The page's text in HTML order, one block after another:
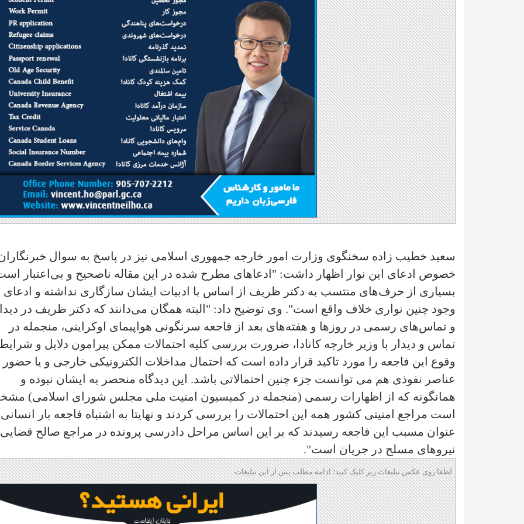
سعید خطیب زاده سخنگوی وزارت امور خارجه جمهوری اسلامی نیز در پاسخ به سوال
خصوص ادعای این نوار اظهار داشت: "ادعاهای مطرح شده در این مقاله ناصحیح و بی‌اعتبار
بسیاری از حرف‌های منتسب به دکتر ظریف از اساس با ادبیات ایشان سازگاری نداشته و ادعای
وجود چنین نواری خلاف واقع است". وی توضیح داد: "البته همگان می‌دانند که دکتر ظریف در
و تماس‌های رسمی در روزها و هفته‌های بعد از فاجعه سرنگونی هواپیمای اوکراینی، منجمله در
تماس و دیدار با وزیر خارجه کانادا، ضرورت بررسی کلیه احتمالات ممکن پیرامون دلایل و
وقوع این فاجعه را مورد تاکید قرار داده است که احتمال مداخلات الکترونیکی خارجی و یا حضور
عناصر نفوذی هم می توانست جزء چنین احتمالاتی باشد. این دیدگاه منحصر به ایشان نبوده و
همانگونه که از اظهارات رسمی (منجمله در کمیسیون امنیت ملی مجلس شورای اسلامی)
است مراجع امنیتی کشور همه این احتمالات را بررسی کردند و نهایتا به اشتباه فاجعه بار
عنوان مسبب این فاجعه رسیدند که بر این اساس مراحل دادرسی پرونده در مراجع صالح قضایی
نیروهای مسلح در جریان است".
لطفا روی عکس تبلیغات زیر کلیک کنید؛ ادامه مطلب پس از این تبلیغات